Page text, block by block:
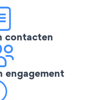
contacten
engagement